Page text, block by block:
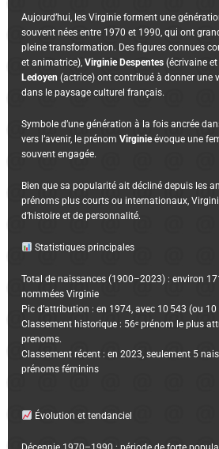
Aujourd’hui, les Virginie forment une
souvent nées entre 1970 et 1990, qui ont
pleine transformation. Des figures connues
et animatrice), Virginie Despentes (écrivaine
Ledoyen (actrice) ont contribué à donner une
dans le paysage culturel français.
Symbole d’une génération à la fois ancrée
vers l’avenir, le prénomVirginieévoque une
souvent engagée.
Bien que sa popularité ait décliné depuis les
prénoms plus courts ou internationaux,
d’histoire et de personnalité.
Statistiques principales
Total de naissances (1900–2023) : environ
nommées Virginie
Pic d’attribution : en 1974, avec 10 543 (ou
Classement historique : 56ᵉ prénom le plus
prenoms.
Classement récent : en 2023, seulement 5
prénoms féminins
Évolution et tendanciel